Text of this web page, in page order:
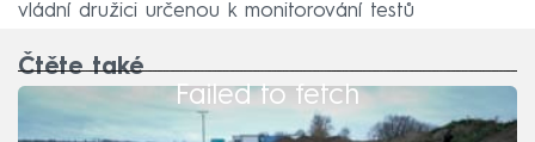
vládní družici určenou k monitorování testů
KLDR.
Failed to fetch
Čtěte také